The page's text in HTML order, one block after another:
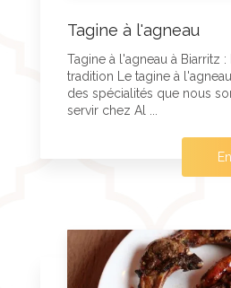
Tagine à l'agneau
Tagine à l'agneau à Biarritz
tradition Le tagine à
des spécialités que nous
servir chez Al ...